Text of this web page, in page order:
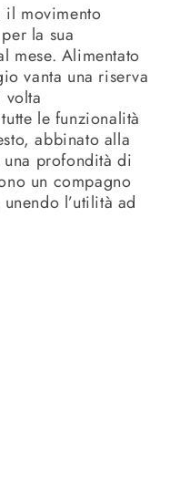
il movimento
la sua
mese. Alimentato
vanta una riserva
le funzionalità
abbinato alla
profondità di
un compagno
l’utilità ad